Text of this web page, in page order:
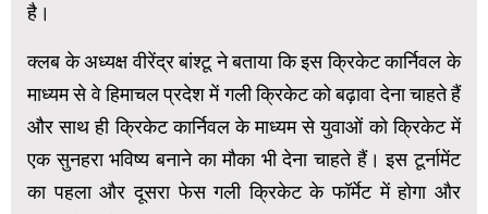
है।
क्लब के अध्यक्ष वीरेंद्र बांश्टू ने बताया कि इस क्रिकेट कार्निवल के
माध्यम से वे हिमाचल प्रदेश में गली क्रिकेट को बढ़ावा देना चाहते हैं
और साथ ही क्रिकेट कार्निवल के माध्यम से युवाओं को क्रिकेट में
एक सुनहरा भविष्य बनाने का मौका भी देना चाहते हैं। इस टूर्नामेंट
का पहला और दूसरा फेस गली क्रिकेट के फॉर्मेट में होगा और